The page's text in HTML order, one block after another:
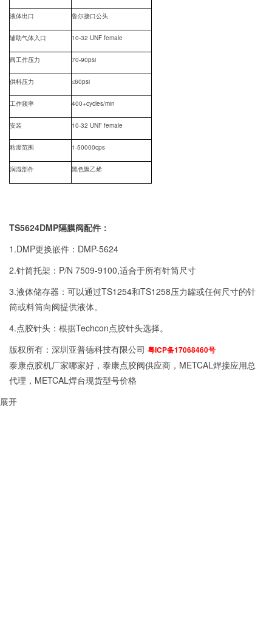
液体出口 鲁尔接口公头
辅助气体入口 10-32 UNF female
阀工作压力 70-90psi
供料压力 ≤60psi
工作频率 400+cycles/min
安装 10-32 UNF female
粘度范围 1-50000cps
润湿部件 黑色聚乙烯
TS5624DMP隔膜阀配件：
1.DMP更换嵌件：DMP-5624
2.针筒托架：P/N 7509-9100,适合于所有针筒尺寸
3.液体储存器：可以通过TS1254和TS1258压力罐或任何尺寸的针
筒或料筒向阀提供液体。
4.点胶针头：根据Techcon点胶针头选择。
版权所有：深圳亚普德科技有限公司 粤ICP备17068460号
泰康点胶机厂家哪家好，泰康点胶阀供应商，METCAL焊接应用总
代理，METCAL焊台现货型号价格
展开